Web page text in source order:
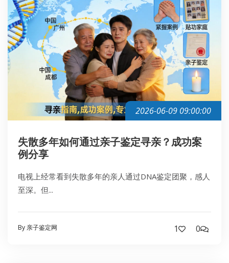
2026-06-09 09:00:00
失散多年如何通过亲子鉴定寻亲？成功案
例分享
电视上经常看到失散多年的亲人通过DNA鉴定团聚，感人
至深。但...
By 亲子鉴定网 1 0